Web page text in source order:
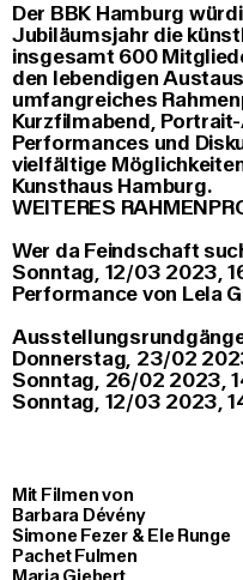
Der BBK Hamburg
Jubiläumsjahr die
insgesamt 600
den lebendigen
umfangreiches
Kurzfilmabend,
Performances und
vielfältige
Kunsthaus Hamburg.
WEITERES
Wer da Feindschaft
Sonntag, 12/03 2023,
Performance von Lela
Donnerstag, 23/02
Sonntag, 26/02 2023,
Sonntag, 12/03 2023,
Mit Filmen von
Barbara Dévény
Simone Fezer & Ele Runge
Pachet Fulmen